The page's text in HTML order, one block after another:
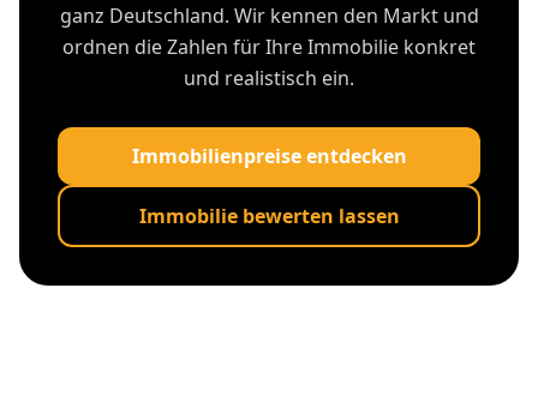
ganz Deutschland. Wir kennen den Markt und
ordnen die Zahlen für Ihre Immobilie konkret
und realistisch ein.
Immobilienpreise entdecken
Immobilie bewerten lassen